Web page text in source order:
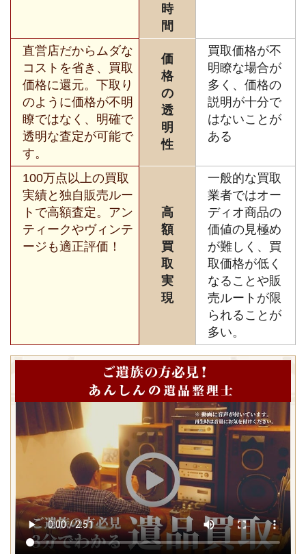
時
間
直営店だからムダな
コストを省き、買取
価格に還元。下取り
のように価格が不明
瞭ではなく、明確で
透明な査定が可能で
す。
価
格
の
透
明
性
買取価格が不
明瞭な場合が
多く、価格の
説明が十分で
はないことが
ある
100万点以上の買取
実績と独自販売ルー
トで高額査定。アン
ティークやヴィンテ
ージも適正評価！
高
額
買
取
実
現
一般的な買取
業者ではオー
ディオ商品の
価値の見極め
が難しく、買
取価格が低く
なることや販
売ルートが限
られることが
多い。